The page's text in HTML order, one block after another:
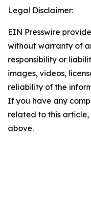
Legal Disclaimer:
EIN Presswire
without warranty of
responsibility or
images, videos,
reliability of the
If you have any
related to this
above.